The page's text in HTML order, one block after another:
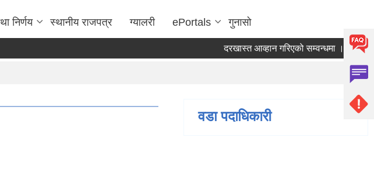
निर्णय स्थानीय राजपत्र ग्यालरी ePortals गुनासो
दरखास्त आव्हान गरिएको सम्वन्धमा । प्रेश
वडा पदाधिकारी